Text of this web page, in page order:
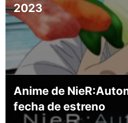
2023
Anime de
fecha de estreno